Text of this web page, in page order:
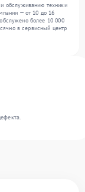
обслуживанию техники
— от 10 до 16
более 10 000
в сервисный центр
спектром
благодаря опыту